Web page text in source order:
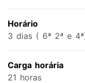
Horário
3 dias ( 6ª 2ª e
Carga horária
21 horas